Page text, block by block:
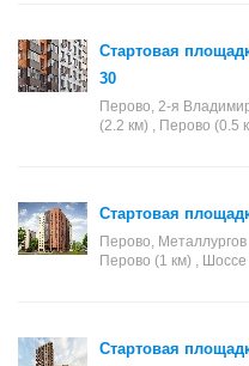
Стартовая
30
Перово, 2-я
(2.2 км) , Перово (0.5
Стартовая
Перово,
Перово (1 км) ,
Стартовая